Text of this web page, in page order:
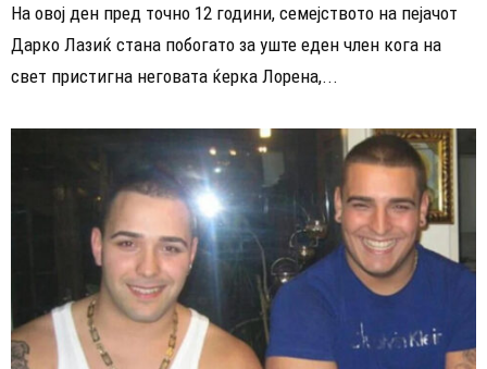
На овој ден пред точно 12 години, семејството на пејачот
Дарко Лазиќ стана побогато за уште еден член кога на
свет пристигна неговата ќерка Лорена,...